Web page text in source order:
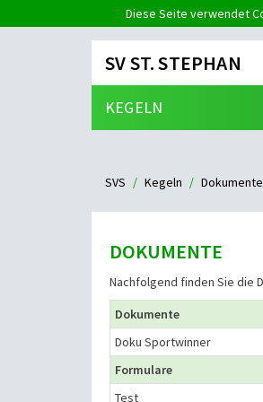
Diese Seite verwendet
SV ST. STEPHAN
KEGELN
SVS Kegeln Dokumente
DOKUMENTE
Nachfolgend finden Sie die
Dokumente
Doku Sportwinner
Formulare
Test